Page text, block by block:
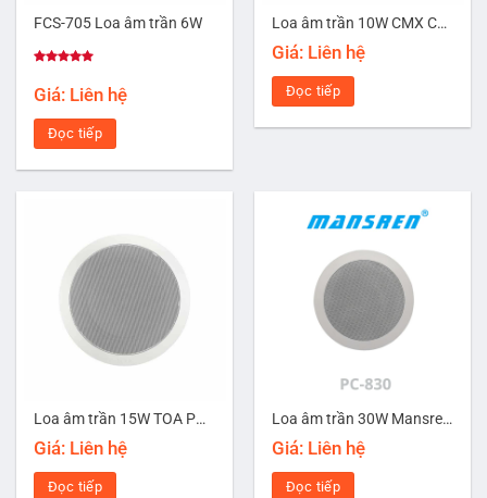
FCS-705 Loa âm trần 6W
hạng
5.00
5 sao
Giá: Liên hệ
Đọc tiếp
Loa âm trần 10W CMX CSK-610X
Giá: Liên hệ
Đọc tiếp
Loa âm trần 15W TOA PC-668R-AS
Giá: Liên hệ
Đọc tiếp
Loa âm trần 30W Mansren PC-830
Giá: Liên hệ
Đọc tiếp